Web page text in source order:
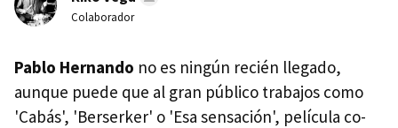
Colaborador
Pablo Hernando no es ningún recién llegado,
aunque puede que al gran público trabajos como
'Cabás', 'Berserker' o 'Esa sensación', película co-